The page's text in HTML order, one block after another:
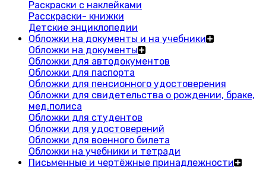
Раскраски с наклейками
Расскраски- книжки
Детские энциклопедии
Обложки на документы и на учебники
Обложки на документы
Обложки для автодокументов
Обложки для паспорта
Обложки для пенсионного удостоверения
Обложки для свидетельства о рождении, браке,
мед.полиса
Обложки для студентов
Обложки для удостоверений
Обложки для военного билета
Обложки на учебники и тетради
Письменные и чертёжные принадлежности